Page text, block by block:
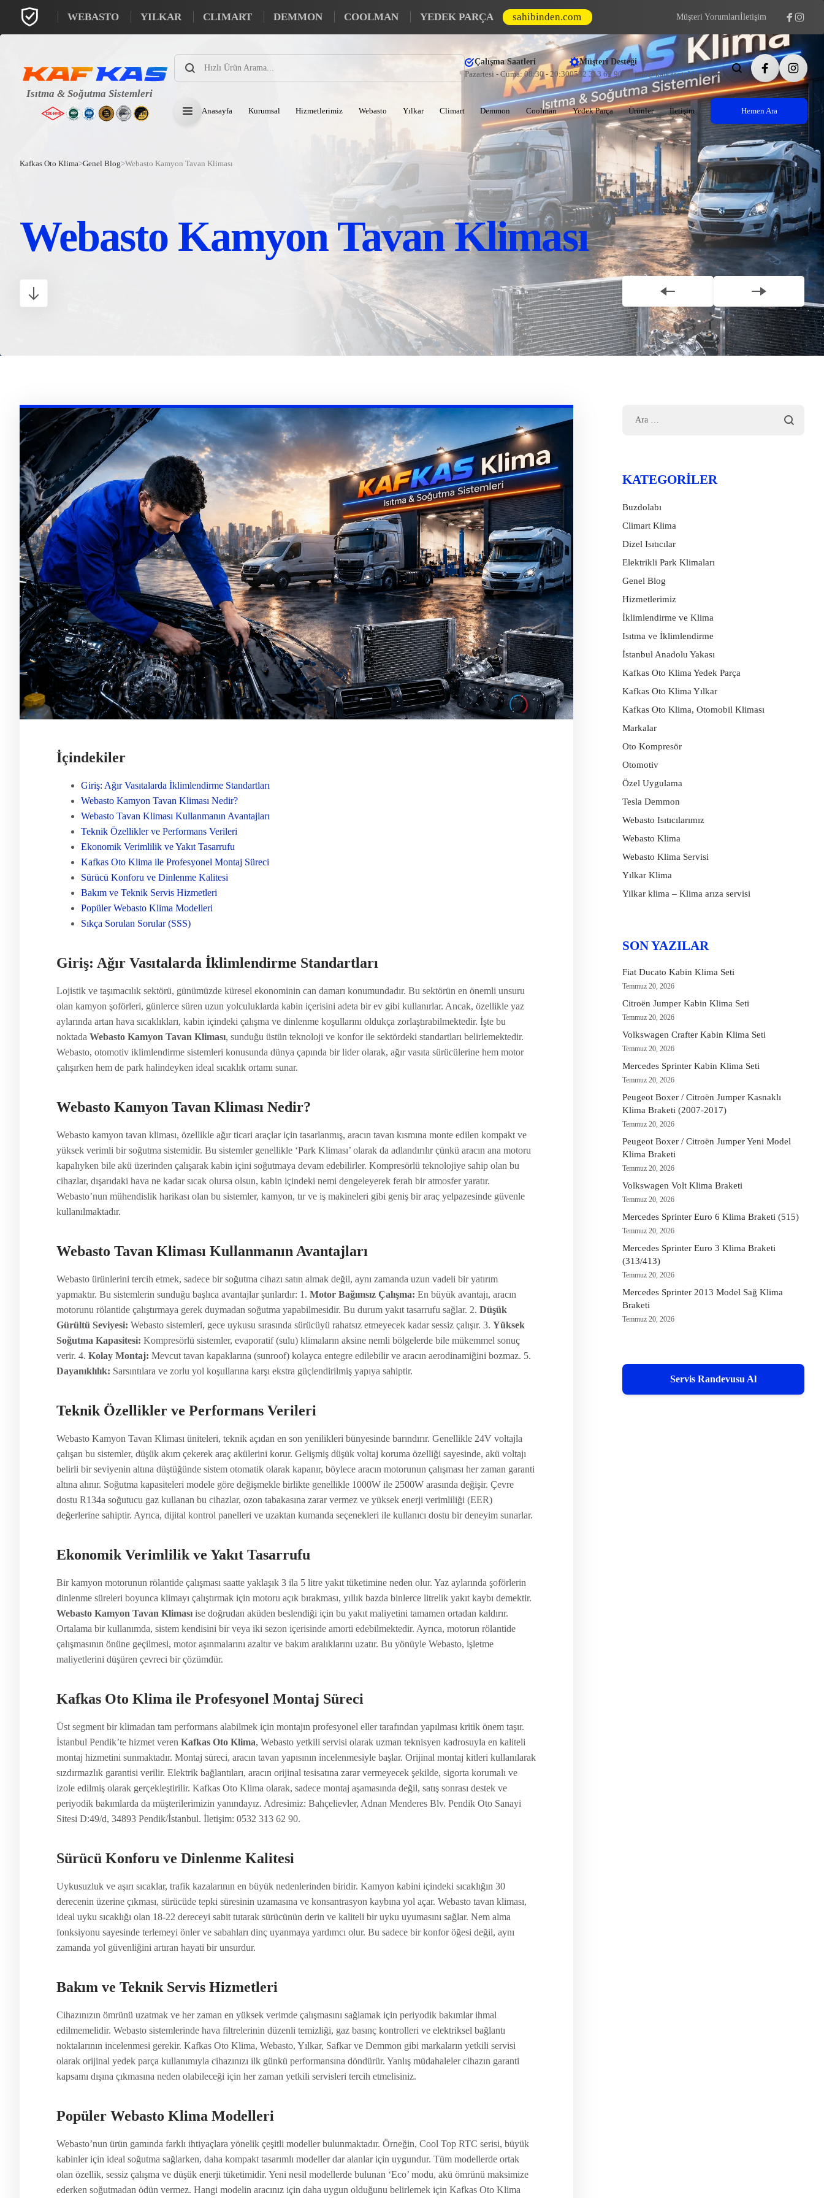
WEBASTO YILKAR CLIMART DEMMON COOLMAN YEDEK PARÇA sahibinden.com Müşteri Yorumlarıİletişim
Products
search
Çalışma Saatleri
Pazartesi - Cuma: 08:30 - 20:30
Müşteri Desteği
0532 313 62 90
info@kafkasotoklima.com
Anasayfa Kurumsal Hizmetlerimiz Webasto Yılkar Climart Demmon Coolman Yedek Parça Ürünler İletişim Hemen Ara
Kafkas Oto Klima>Genel Blog>Webasto Kamyon Tavan Kliması
Webasto Kamyon Tavan Kliması
İçindekiler
Giriş: Ağır Vasıtalarda İklimlendirme Standartları
Webasto Kamyon Tavan Kliması Nedir?
Webasto Tavan Kliması Kullanmanın Avantajları
Teknik Özellikler ve Performans Verileri
Ekonomik Verimlilik ve Yakıt Tasarrufu
Kafkas Oto Klima ile Profesyonel Montaj Süreci
Sürücü Konforu ve Dinlenme Kalitesi
Bakım ve Teknik Servis Hizmetleri
Popüler Webasto Klima Modelleri
Sıkça Sorulan Sorular (SSS)
Giriş: Ağır Vasıtalarda İklimlendirme Standartları
Lojistik ve taşımacılık sektörü, günümüzde küresel ekonominin can damarı konumundadır. Bu sektörün en önemli unsuru
olan kamyon şoförleri, günlerce süren uzun yolculuklarda kabin içerisini adeta bir ev gibi kullanırlar. Ancak, özellikle yaz
aylarında artan hava sıcaklıkları, kabin içindeki çalışma ve dinlenme koşullarını oldukça zorlaştırabilmektedir. İşte bu
noktada Webasto Kamyon Tavan Kliması, sunduğu üstün teknoloji ve konfor ile sektördeki standartları belirlemektedir.
Webasto, otomotiv iklimlendirme sistemleri konusunda dünya çapında bir lider olarak, ağır vasıta sürücülerine hem motor
çalışırken hem de park halindeyken ideal sıcaklık ortamı sunar.
Webasto Kamyon Tavan Kliması Nedir?
Webasto kamyon tavan kliması, özellikle ağır ticari araçlar için tasarlanmış, aracın tavan kısmına monte edilen kompakt ve
yüksek verimli bir soğutma sistemidir. Bu sistemler genellikle ‘Park Kliması’ olarak da adlandırılır çünkü aracın ana motoru
kapalıyken bile akü üzerinden çalışarak kabin içini soğutmaya devam edebilirler. Kompresörlü teknolojiye sahip olan bu
cihazlar, dışarıdaki hava ne kadar sıcak olursa olsun, kabin içindeki nemi dengeleyerek ferah bir atmosfer yaratır.
Webasto’nun mühendislik harikası olan bu sistemler, kamyon, tır ve iş makineleri gibi geniş bir araç yelpazesinde güvenle
kullanılmaktadır.
Webasto Tavan Kliması Kullanmanın Avantajları
Webasto ürünlerini tercih etmek, sadece bir soğutma cihazı satın almak değil, aynı zamanda uzun vadeli bir yatırım
yapmaktır. Bu sistemlerin sunduğu başlıca avantajlar şunlardır: 1. Motor Bağımsız Çalışma: En büyük avantajı, aracın
motorunu rölantide çalıştırmaya gerek duymadan soğutma yapabilmesidir. Bu durum yakıt tasarrufu sağlar. 2. Düşük
Gürültü Seviyesi: Webasto sistemleri, gece uykusu sırasında sürücüyü rahatsız etmeyecek kadar sessiz çalışır. 3. Yüksek
Soğutma Kapasitesi: Kompresörlü sistemler, evaporatif (sulu) klimaların aksine nemli bölgelerde bile mükemmel sonuç
verir. 4. Kolay Montaj: Mevcut tavan kapaklarına (sunroof) kolayca entegre edilebilir ve aracın aerodinamiğini bozmaz. 5.
Dayanıklılık: Sarsıntılara ve zorlu yol koşullarına karşı ekstra güçlendirilmiş yapıya sahiptir.
Teknik Özellikler ve Performans Verileri
Webasto Kamyon Tavan Kliması üniteleri, teknik açıdan en son yenilikleri bünyesinde barındırır. Genellikle 24V voltajla
çalışan bu sistemler, düşük akım çekerek araç akülerini korur. Gelişmiş düşük voltaj koruma özelliği sayesinde, akü voltajı
belirli bir seviyenin altına düştüğünde sistem otomatik olarak kapanır, böylece aracın motorunun çalışması her zaman garanti
altına alınır. Soğutma kapasiteleri modele göre değişmekle birlikte genellikle 1000W ile 2500W arasında değişir. Çevre
dostu R134a soğutucu gaz kullanan bu cihazlar, ozon tabakasına zarar vermez ve yüksek enerji verimliliği (EER)
değerlerine sahiptir. Ayrıca, dijital kontrol panelleri ve uzaktan kumanda seçenekleri ile kullanıcı dostu bir deneyim sunarlar.
Ekonomik Verimlilik ve Yakıt Tasarrufu
Bir kamyon motorunun rölantide çalışması saatte yaklaşık 3 ila 5 litre yakıt tüketimine neden olur. Yaz aylarında şoförlerin
dinlenme süreleri boyunca klimayı çalıştırmak için motoru açık bırakması, yıllık bazda binlerce litrelik yakıt kaybı demektir.
Webasto Kamyon Tavan Kliması ise doğrudan aküden beslendiği için bu yakıt maliyetini tamamen ortadan kaldırır.
Ortalama bir kullanımda, sistem kendisini bir veya iki sezon içerisinde amorti edebilmektedir. Ayrıca, motorun rölantide
çalışmasının önüne geçilmesi, motor aşınmalarını azaltır ve bakım aralıklarını uzatır. Bu yönüyle Webasto, işletme
maliyetlerini düşüren çevreci bir çözümdür.
Kafkas Oto Klima ile Profesyonel Montaj Süreci
Üst segment bir klimadan tam performans alabilmek için montajın profesyonel eller tarafından yapılması kritik önem taşır.
İstanbul Pendik’te hizmet veren Kafkas Oto Klima, Webasto yetkili servisi olarak uzman teknisyen kadrosuyla en kaliteli
montaj hizmetini sunmaktadır. Montaj süreci, aracın tavan yapısının incelenmesiyle başlar. Orijinal montaj kitleri kullanılarak
sızdırmazlık garantisi verilir. Elektrik bağlantıları, aracın orijinal tesisatına zarar vermeyecek şekilde, sigorta korumalı ve
izole edilmiş olarak gerçekleştirilir. Kafkas Oto Klima olarak, sadece montaj aşamasında değil, satış sonrası destek ve
periyodik bakımlarda da müşterilerimizin yanındayız. Adresimiz: Bahçelievler, Adnan Menderes Blv. Pendik Oto Sanayi
Sitesi D:49/d, 34893 Pendik/İstanbul. İletişim: 0532 313 62 90.
Sürücü Konforu ve Dinlenme Kalitesi
Uykusuzluk ve aşırı sıcaklar, trafik kazalarının en büyük nedenlerinden biridir. Kamyon kabini içindeki sıcaklığın 30
derecenin üzerine çıkması, sürücüde tepki süresinin uzamasına ve konsantrasyon kaybına yol açar. Webasto tavan kliması,
ideal uyku sıcaklığı olan 18-22 dereceyi sabit tutarak sürücünün derin ve kaliteli bir uyku uyumasını sağlar. Nem alma
fonksiyonu sayesinde terlemeyi önler ve sabahları dinç uyanmaya yardımcı olur. Bu sadece bir konfor öğesi değil, aynı
zamanda yol güvenliğini artıran hayati bir unsurdur.
Bakım ve Teknik Servis Hizmetleri
Cihazınızın ömrünü uzatmak ve her zaman en yüksek verimde çalışmasını sağlamak için periyodik bakımlar ihmal
edilmemelidir. Webasto sistemlerinde hava filtrelerinin düzenli temizliği, gaz basınç kontrolleri ve elektriksel bağlantı
noktalarının incelenmesi gerekir. Kafkas Oto Klima, Webasto, Yılkar, Safkar ve Demmon gibi markaların yetkili servisi
olarak orijinal yedek parça kullanımıyla cihazınızı ilk günkü performansına döndürür. Yanlış müdahaleler cihazın garanti
kapsamı dışına çıkmasına neden olabileceği için her zaman yetkili servisleri tercih etmelisiniz.
Popüler Webasto Klima Modelleri
Webasto’nun ürün gamında farklı ihtiyaçlara yönelik çeşitli modeller bulunmaktadır. Örneğin, Cool Top RTC serisi, büyük
kabinler için ideal soğutma sağlarken, daha kompakt tasarımlı modeller dar alanlar için uygundur. Tüm modellerde ortak
olan özellik, sessiz çalışma ve düşük enerji tüketimidir. Yeni nesil modellerde bulunan ‘Eco’ modu, akü ömrünü maksimize
ederken soğutmadan ödün vermez. Hangi modelin aracınız için daha uygun olduğunu belirlemek için Kafkas Oto Klima
KATEGORILER
Buzdolabı
Climart Klima
Dizel Isıtıcılar
Elektrikli Park Klimaları
Genel Blog
Hizmetlerimiz
İklimlendirme ve Klima
Isıtma ve İklimlendirme
İstanbul Anadolu Yakası
Kafkas Oto Klima Yedek Parça
Kafkas Oto Klima Yılkar
Kafkas Oto Klima, Otomobil Kliması
Markalar
Oto Kompresör
Otomotiv
Özel Uygulama
Tesla Demmon
Webasto Isıtıcılarımız
Webasto Klima
Webasto Klima Servisi
Yılkar Klima
Yilkar klima – Klima arıza servisi
SON YAZILAR
Fiat Ducato Kabin Klima Seti
Temmuz 20, 2026
Citroën Jumper Kabin Klima Seti
Temmuz 20, 2026
Volkswagen Crafter Kabin Klima Seti
Temmuz 20, 2026
Mercedes Sprinter Kabin Klima Seti
Temmuz 20, 2026
Peugeot Boxer / Citroën Jumper Kasnaklı
Klima Braketi (2007-2017)
Temmuz 20, 2026
Peugeot Boxer / Citroën Jumper Yeni Model
Klima Braketi
Temmuz 20, 2026
Volkswagen Volt Klima Braketi
Temmuz 20, 2026
Mercedes Sprinter Euro 6 Klima Braketi (515)
Temmuz 20, 2026
Mercedes Sprinter Euro 3 Klima Braketi
(313/413)
Temmuz 20, 2026
Mercedes Sprinter 2013 Model Sağ Klima
Braketi
Temmuz 20, 2026
Servis Randevusu Al